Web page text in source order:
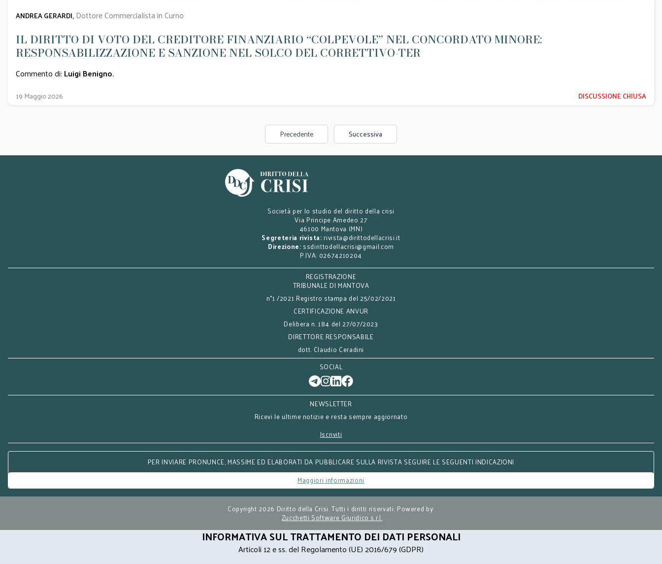
ANDREA GERARDI, Dottore Commercialista in Curno
IL DIRITTO DI VOTO DEL CREDITORE FINANZIARIO “COLPEVOLE” NEL CONCORDATO MINORE:
RESPONSABILIZZAZIONE E SANZIONE NEL SOLCO DEL CORRETTIVO-TER
Commento di: Luigi Benigno.
19 Maggio 2026 DISCUSSIONE CHIUSA
Precedente Successiva
Società per lo studio del diritto della crisi
Via Principe Amedeo 27
46100 Mantova (MN)
Segreteria rivista: rivista@dirittodellacrisi.it
Direzione: ssdirittodellacrisi@gmail.com
P.IVA: 02674210204
REGISTRAZIONE
TRIBUNALE DI MANTOVA
n°1 /2021 Registro stampa del 25/02/2021
CERTIFICAZIONE ANVUR
Delibera n. 184 del 27/07/2023
DIRETTORE RESPONSABILE
dott. Claudio Ceradini
SOCIAL
NEWSLETTER
Ricevi le ultime notizie e resta sempre aggiornato
Iscriviti
PER INVIARE PRONUNCE, MASSIME ED ELABORATI DA PUBBLICARE SULLA RIVISTA SEGUIRE LE SEGUENTI INDICAZIONI
Maggiori informazioni
Copyright 2026 Diritto della Crisi. Tutti i diritti riservati. Powered by:
Zucchetti Software Giuridico s.r.l.
INFORMATIVA SUL TRATTAMENTO DEI DATI PERSONALI
Articoli 12 e ss. del Regolamento (UE) 2016/679 (GDPR)